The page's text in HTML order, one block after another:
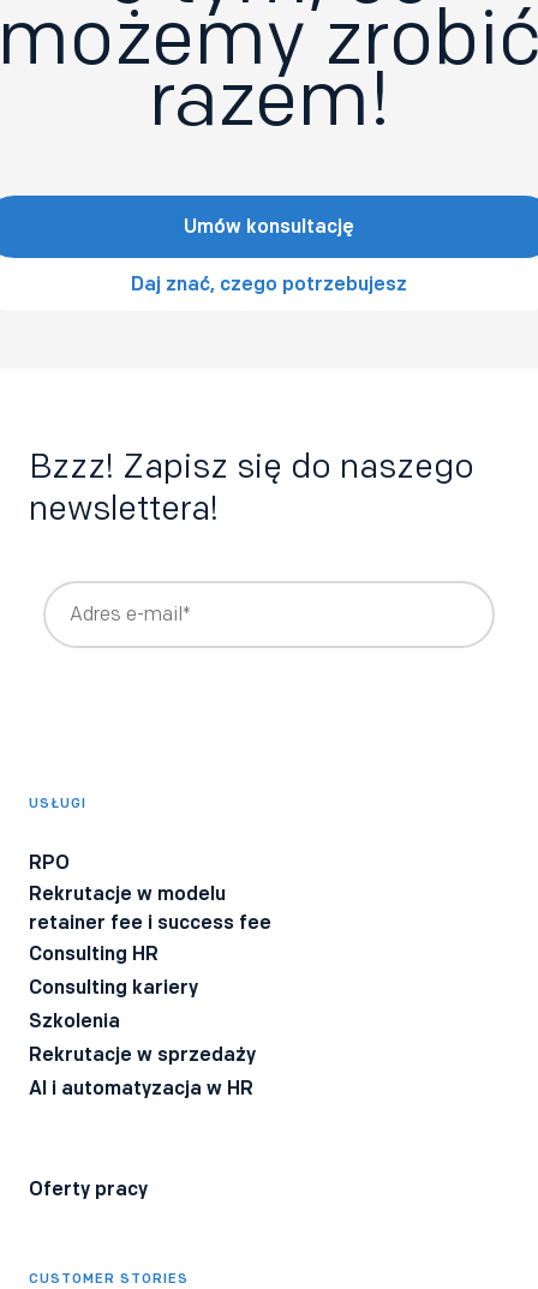
razem!
Umów konsultację
Daj znać, czego potrzebujesz
Bzzz! Zapisz się do naszego
newslettera!
branży.
Wyrażam zgodę na przetwarzanie moich danych osobowych
USŁUGI
RPO
Rekrutacje w modelu
retainer fee i success fee
Consulting HR
Consulting kariery
Szkolenia
Rekrutacje w sprzedaży
AI i automatyzacja w HR
Oferty pracy
CUSTOMER STORIES